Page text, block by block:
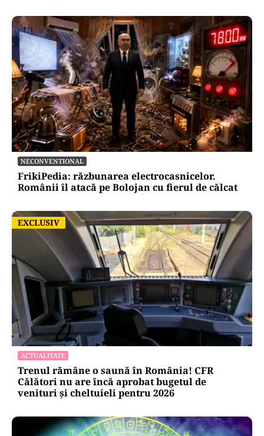
NECONVENTIONAL
FrikiPedia: răzbunarea electrocasnicelor.
Românii îl atacă pe Bolojan cu fierul de călcat
EXCLUSIV
EXCLUSIV
ACTUALITATE
Trenul rămâne o saună în România! CFR
Călători nu are încă aprobat bugetul de
venituri și cheltuieli pentru 2026